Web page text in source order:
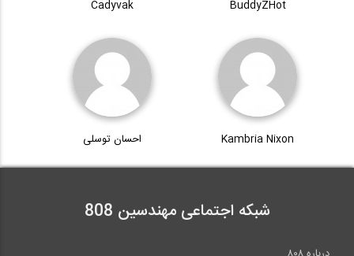
BuddyZHot
Cadyvak
Kambria Nixon احسان توسلی
شبکه اجتماعی مهندسین 808